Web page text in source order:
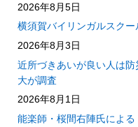
2026年8月5日
横須賀バイリンガルスク
2026年8月3日
近所づきあいが良い人は
大が調査
2026年8月1日
能楽師・桜間右陣氏によ